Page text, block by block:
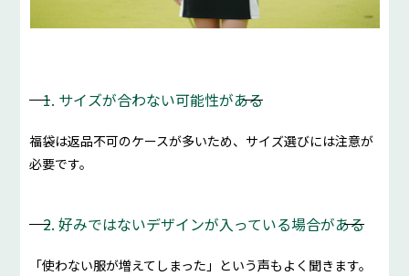
1. サイズが合わない可能性がある
福袋は返品不可のケースが多いため、サイズ選びには注意が
必要です。
2. 好みではないデザインが入っている場合がある
「使わない服が増えてしまった」という声もよく聞きます。